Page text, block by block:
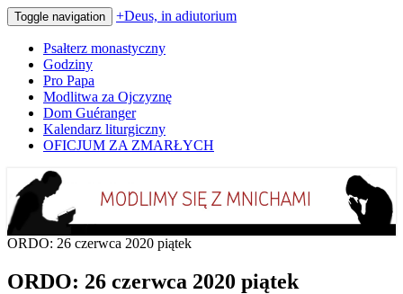
Toggle navigation +Deus, in adiutorium
Psałterz monastyczny
Godziny
Pro Papa
Modlitwa za Ojczyznę
Dom Guéranger
Kalendarz liturgiczny
OFICJUM ZA ZMARŁYCH
+Deus, in adiutorium
Codziennie modlimy się z mnichami
ORDO: 26 czerwca 2020 piątek
ORDO: 26 czerwca 2020 piątek